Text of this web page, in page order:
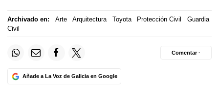
Archivado en: Arte Arquitectura Toyota Protección Civil
Guardia
Civil
Añade a La Voz de Galicia en Google
Comentar ·